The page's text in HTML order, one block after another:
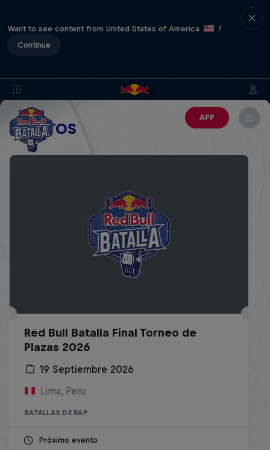
Want to see content from United States of America
?
Continue
APP
EVENTOS
Red Bull Batalla Final Torneo de
Plazas 2026
19 Septiembre 2026
Lima, Peru
BATALLAS DE RAP
Próximo evento